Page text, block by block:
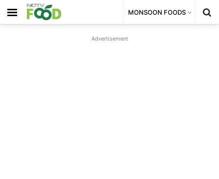
MONSOON FOODS
Advertisement